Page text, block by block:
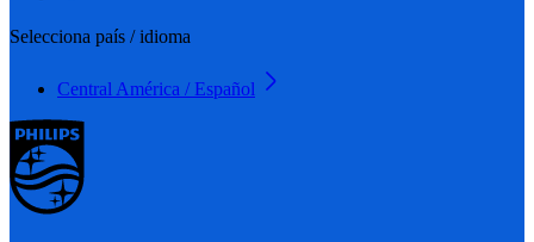
Selecciona país / idioma
Central América / Español